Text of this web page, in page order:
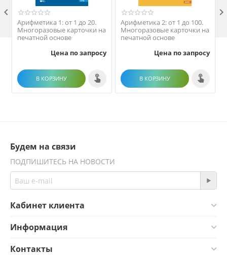
Арифметика 1: от 1 до 20.
Многоразовые карточки на
печатной основе
Цена по запросу
В КОРЗИНУ
Арифметика 2: от 1 до 100.
Многоразовые карточки на
печатной основе
Цена по запросу
В КОРЗИНУ
 
Будем на связи
ПОДПИШИТЕСЬ НА НОВОСТИ
Кабинет клиента
Информация
Контакты